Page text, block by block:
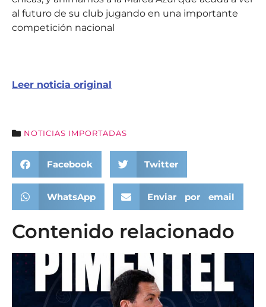
al futuro de su club jugando en una importante
competición nacional
Leer noticia original
NOTICIAS IMPORTADAS
Facebook Twitter
WhatsApp Enviar por email
Contenido relacionado